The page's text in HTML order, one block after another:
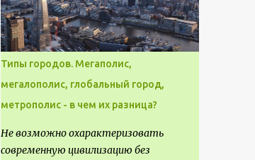
возможность обустроить
общедоступную смотровую площадку,
куда прохожие могли бы свободно
попасть, не заходя в само заведение.
Типы городов. Мегаполис,
мегалополис, глобальный город,
метрополис - в чем их разница?
Не возможно охарактеризовать
современную цивилизацию без